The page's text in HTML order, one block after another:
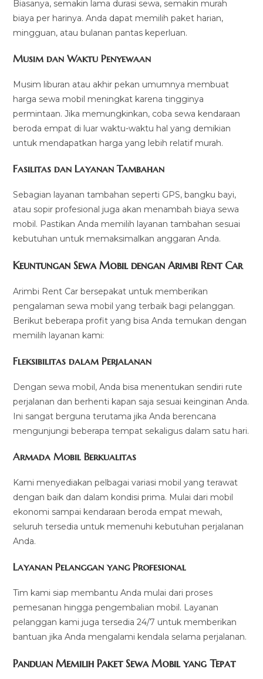
Biasanya, semakin lama durasi sewa, semakin murah
biaya per harinya. Anda dapat memilih paket harian,
mingguan, atau bulanan pantas keperluan.
Musim dan Waktu Penyewaan
Musim liburan atau akhir pekan umumnya membuat
harga sewa mobil meningkat karena tingginya
permintaan. Jika memungkinkan, coba sewa kendaraan
beroda empat di luar waktu-waktu hal yang demikian
untuk mendapatkan harga yang lebih relatif murah.
Fasilitas dan Layanan Tambahan
Sebagian layanan tambahan seperti GPS, bangku bayi,
atau sopir profesional juga akan menambah biaya sewa
mobil. Pastikan Anda memilih layanan tambahan sesuai
kebutuhan untuk memaksimalkan anggaran Anda.
Keuntungan Sewa Mobil dengan Arimbi Rent Car
Arimbi Rent Car bersepakat untuk memberikan
pengalaman sewa mobil yang terbaik bagi pelanggan.
Berikut beberapa profit yang bisa Anda temukan dengan
memilih layanan kami:
Fleksibilitas dalam Perjalanan
Dengan sewa mobil, Anda bisa menentukan sendiri rute
perjalanan dan berhenti kapan saja sesuai keinginan Anda.
Ini sangat berguna terutama jika Anda berencana
mengunjungi beberapa tempat sekaligus dalam satu hari.
Armada Mobil Berkualitas
Kami menyediakan pelbagai variasi mobil yang terawat
dengan baik dan dalam kondisi prima. Mulai dari mobil
ekonomi sampai kendaraan beroda empat mewah,
seluruh tersedia untuk memenuhi kebutuhan perjalanan
Anda.
Layanan Pelanggan yang Profesional
Tim kami siap membantu Anda mulai dari proses
pemesanan hingga pengembalian mobil. Layanan
pelanggan kami juga tersedia 24/7 untuk memberikan
bantuan jika Anda mengalami kendala selama perjalanan.
Panduan Memilih Paket Sewa Mobil yang Tepat